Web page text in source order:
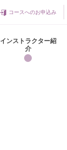
コースへのお申込み
インストラクター紹
介